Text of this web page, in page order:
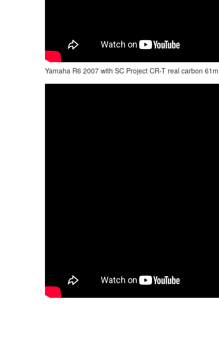
Yamaha R6 2007 with SC Project CR-T real carbon